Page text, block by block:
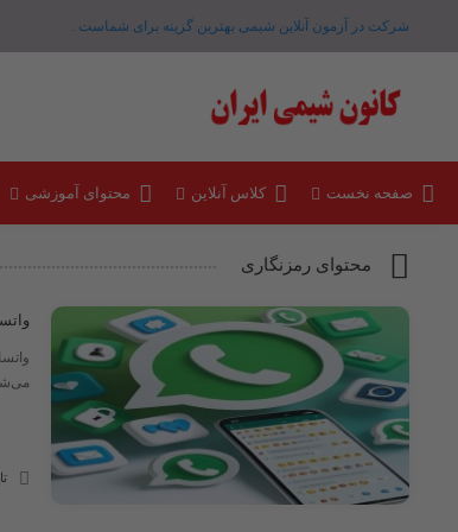
شرکت در آزمون آنلاین شیمی بهترین گزینه برای شماست .
صفحه نخست کلاس آنلاین محتوای آموزشی
محتوای رمزنگاری
می‌شود. این برنامه